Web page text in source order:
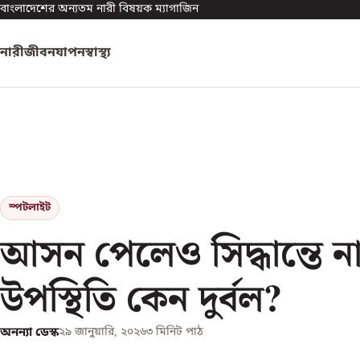
বাংলাদেশের অন্যতম নারী বিষয়ক ম্যাগাজিন
নারীজীবনযাপনস্বাস্থ্য
স্পটলাইট
আসন পেলেও সিদ্ধান্তে
উপস্থিতি কেন দুর্বল?
অনন্যা ডেস্ক২৯ জানুয়ারি, ২০২৬৩ মিনিট পাঠ